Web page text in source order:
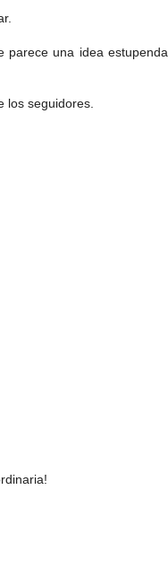
parece una idea estupenda
los seguidores.